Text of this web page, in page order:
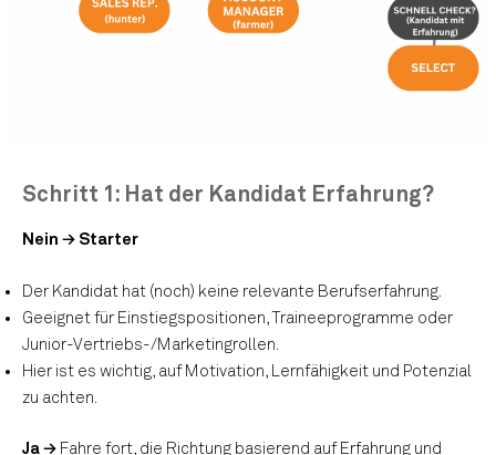
Schritt 1: Hat der Kandidat Erfahrung?
Nein → Starter
Der Kandidat hat (noch) keine relevante Berufserfahrung.
Geeignet für Einstiegspositionen, Traineeprogramme oder
Junior-Vertriebs-/Marketingrollen.
Hier ist es wichtig, auf Motivation, Lernfähigkeit und Potenzial
zu achten.
Ja → Fahre fort, die Richtung basierend auf Erfahrung und